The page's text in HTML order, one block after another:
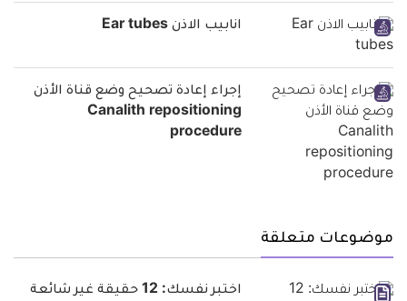
انابيب الاذن Ear tubes
إجراء إعادة تصحيح وضع قناة الأذن
Canalith repositioning
procedure
موضوعات متعلقة
اختبر نفسك: 12 حقيقة غير شائعة